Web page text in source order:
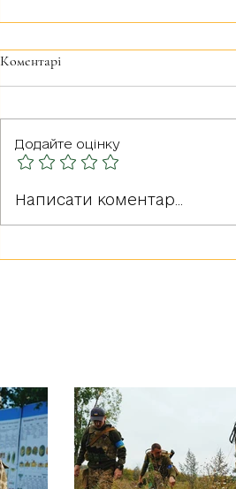
Герої серед нас: РУДА
Коментарі
Додайте оцінку
Написати коментар...